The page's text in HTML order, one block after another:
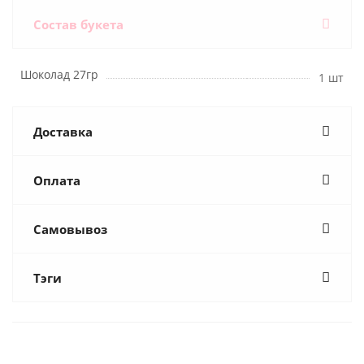
Состав букета
Шоколад 27гр 1 шт
Доставка
Оплата
Самовывоз
Тэги